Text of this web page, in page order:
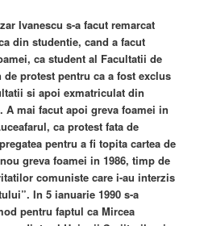
Ivanescu s-a facut remarcat
din studentie, cand a facut
ca student al Facultatii de
protest pentru ca a fost exclus
si apoi exmatriculat din
mai facut apoi greva foamei in
ca protest fata de
pentru a fi topita cartea de
greva foamei in 1986, timp de
comuniste care i-au interzis
In 5 ianuarie 1990 s-a
pentru faptul ca Mircea